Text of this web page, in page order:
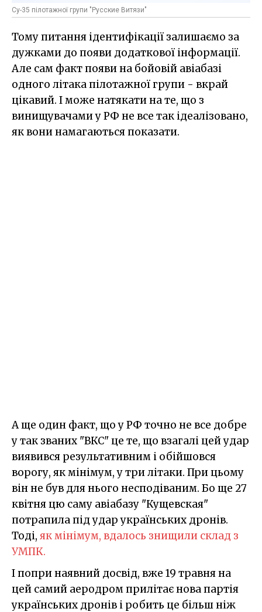
Су-35 пілотажної групи "Русские Витязи"
Тому питання ідентифікації залишаємо за
дужками до появи додаткової інформації.
Але сам факт появи на бойовій авіабазі
одного літака пілотажної групи - вкрай
цікавий. І може натякати на те, що з
винищувачами у РФ не все так ідеалізовано,
як вони намагаються показати.
А ще один факт, що у РФ точно не все добре
у так званих "ВКС" це те, що взагалі цей удар
виявився результативним і обійшовся
ворогу, як мінімум, у три літаки. При цьому
він не був для нього несподіваним. Бо ще 27
квітня цю саму авіабазу "Кущевская"
потрапила під удар українських дронів.
Тоді, як мінімум, вдалось знищили склад з
УМПК.
І попри наявний досвід, вже 19 травня на
цей самий аеродром прилітає нова партія
українських дронів і робить це більш ніж